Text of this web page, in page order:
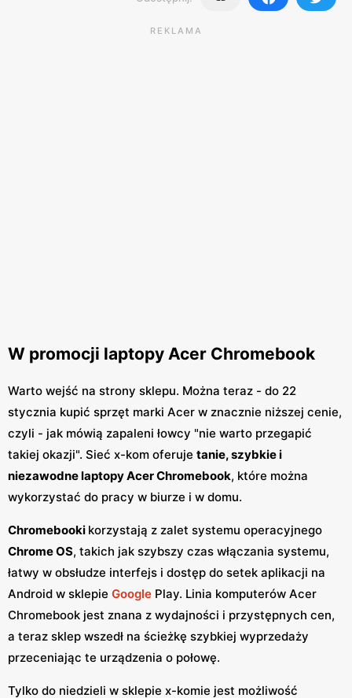
REKLAMA
W promocji laptopy Acer Chromebook
Warto wejść na strony sklepu. Można teraz - do 22
stycznia kupić sprzęt marki Acer w znacznie niższej cenie,
czyli - jak mówią zapaleni łowcy "nie warto przegapić
takiej okazji". Sieć x-kom oferuje tanie, szybkie i
niezawodne laptopy Acer Chromebook, które można
wykorzystać do pracy w biurze i w domu.
Chromebooki korzystają z zalet systemu operacyjnego
Chrome OS, takich jak szybszy czas włączania systemu,
łatwy w obsłudze interfejs i dostęp do setek aplikacji na
Android w sklepie Google Play. Linia komputerów Acer
Chromebook jest znana z wydajności i przystępnych cen,
a teraz sklep wszedł na ścieżkę szybkiej wyprzedaży
przeceniając te urządzenia o połowę.
Tylko do niedzieli w sklepie x-komie jest możliwość